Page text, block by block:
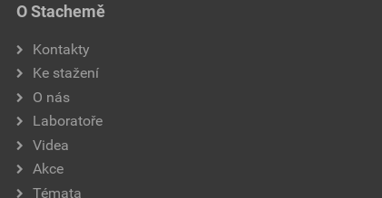
O Stachemě
Kontakty
Ke stažení
O nás
Laboratoře
Videa
Akce
Témata